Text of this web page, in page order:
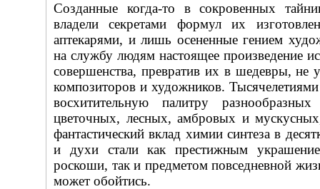
Созданные когда-то в сокровенных
владели секретами формул их
аптекарями, и лишь осененные гением
на службу людям настоящее произведение
совершенства, превратив их в шедевры, не
композиторов и художников.
восхитительную палитру
цветочных, лесных, амбровых и
фантастический вклад химии синтеза в
и духи стали как престижным
роскоши, так и предметом повседневной
может обойтись.